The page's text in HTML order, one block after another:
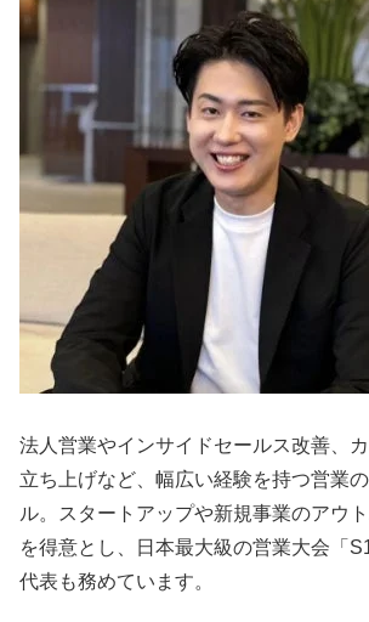
法人営業やインサイドセールス改善、
立ち上げなど、幅広い経験を持つ営業
ル。スタートアップや新規事業のアウ
を得意とし、日本最大級の営業大会「
代表も務めています。